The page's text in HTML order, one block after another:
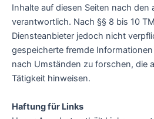
Inhalte auf diesen Seiten nach den
verantwortlich. Nach §§ 8 bis 10
Diensteanbieter jedoch nicht
gespeicherte fremde
nach Umständen zu forschen, die
Tätigkeit hinweisen.
Haftung für Links